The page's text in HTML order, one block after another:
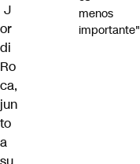
J
or
di
Ro
ca,
jun
to
a
menos
importante"